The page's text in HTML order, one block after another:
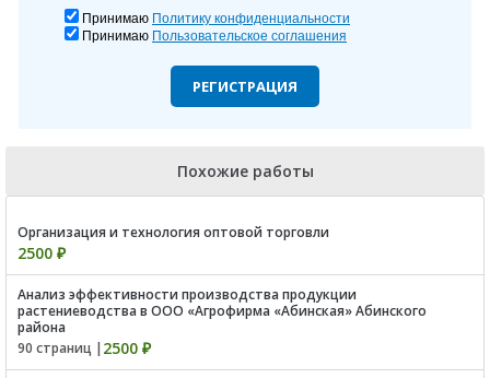
Принимаю Политику конфиденциальности
Принимаю Пользовательское соглашения
РЕГИСТРАЦИЯ
Похожие работы
Организация и технология оптовой торговли
2500 ₽
Анализ эффективности производства продукции
растениеводства в ООО «Агрофирма «Абинская» Абинского
района
90 страниц | 2500 ₽